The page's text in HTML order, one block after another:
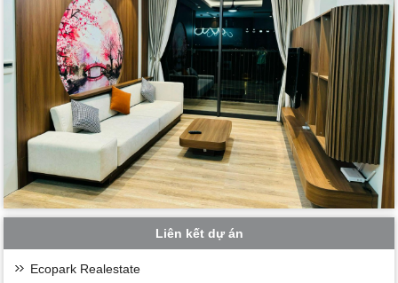
Liên kết dự án
Ecopark Realestate